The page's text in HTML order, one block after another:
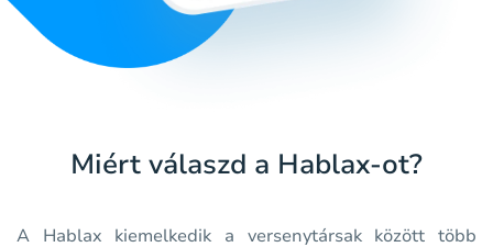
Miért válaszd a Hablax-ot?
A Hablax kiemelkedik a versenytársak között több